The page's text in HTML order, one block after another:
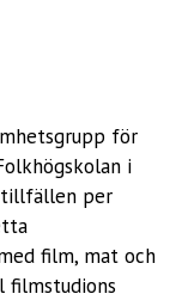
för
i
tillfällen per
film, mat och
filmstudions